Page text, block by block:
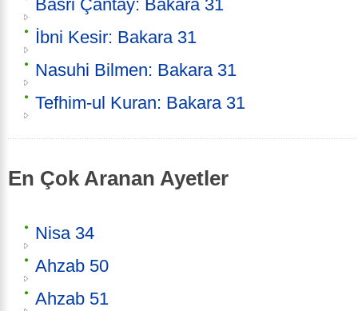
Basri Çantay: Bakara 31
İbni Kesir: Bakara 31
Nasuhi Bilmen: Bakara 31
Tefhim-ul Kuran: Bakara 31
En Çok Aranan Ayetler
Nisa 34
Ahzab 50
Ahzab 51